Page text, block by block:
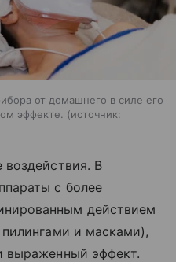
от домашнего в силе его
эффекте.
источник:
воздействия. В
с более
действием
и масками),
выраженный эффект.